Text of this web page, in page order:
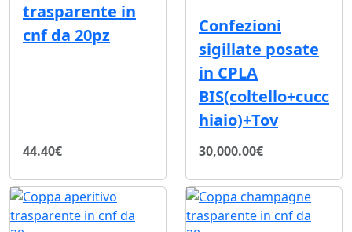
trasparente in
cnf da 20pz
44.40€
Confezioni
sigillate posate
in CPLA
BIS(coltello+cucc
hiaio)+Tov
30,000.00€